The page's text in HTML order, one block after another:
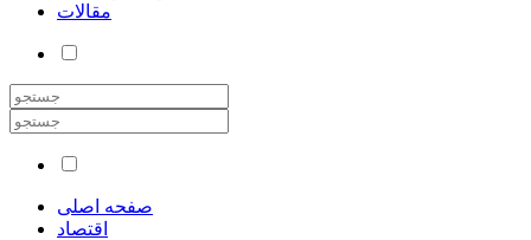
مقالات
صفحه اصلی
اقتصاد